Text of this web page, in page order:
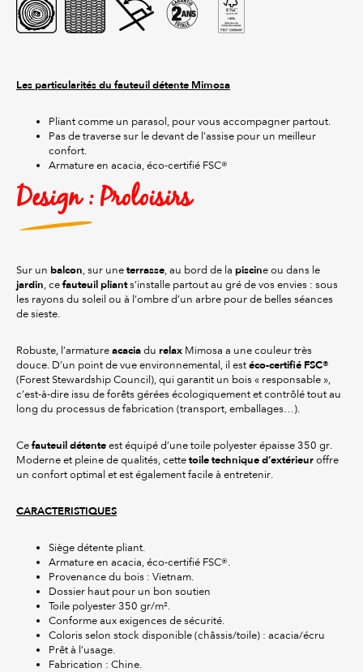
Les particularités du fauteuil détente Mimosa
Pliant comme un parasol, pour vous accompagner partout.
Pas de traverse sur le devant de l’assise pour un meilleur
confort.
Armature en acacia, éco-certifié FSC®
Design : Proloisirs
Sur un balcon, sur une terrasse, au bord de la piscine ou dans le
jardin, ce fauteuil pliants’installe partout au gré de vos envies : sous
les rayons du soleil ou à l’ombre d’un arbre pour de belles séances
de sieste.
Robuste, l’armature acacia du relax Mimosa a une couleur très
douce. D’un point de vue environnemental, il est éco-certifié FSC®
(Forest Stewardship Council), qui garantit un bois « responsable »,
c’est-à-dire issu de forêts gérées écologiquement et contrôlé tout au
long du processus de fabrication (transport, emballages…).
Ce fauteuil détente est équipé d’une toile polyester épaisse 350 gr.
Moderne et pleine de qualités, cette toile technique d’extérieur offre
un confort optimal et est également facile à entretenir.
CARACTERISTIQUES
Siège détente pliant.
Armature en acacia, éco-certifié FSC®.
Provenance du bois : Vietnam.
Dossier haut pour un bon soutien
Toile polyester 350 gr/m².
Conforme aux exigences de sécurité.
Coloris selon stock disponible (châssis/toile) : acacia/écru
Prêt à l’usage.
Fabrication : Chine.